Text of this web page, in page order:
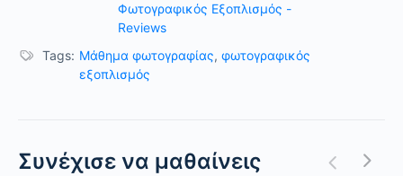
Φωτογραφικός Εξοπλισμός -
Reviews
Tags: Μάθημα φωτογραφίας, φωτογραφικός
εξοπλισμός
Συνέχισε να μαθαίνεις